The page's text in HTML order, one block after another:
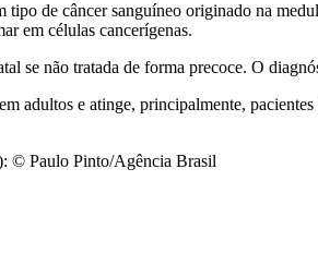
de câncer sanguíneo originado na
em células cancerígenas.
se não tratada de forma precoce. O
adultos e atinge, principalmente, pacientes
© Paulo Pinto/Agência Brasil